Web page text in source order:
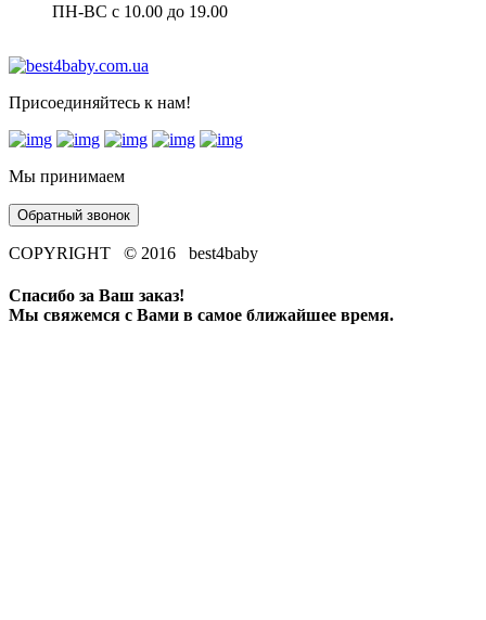
ПН-ВС с 10.00 до 19.00
Присоединяйтесь к нам!
Мы принимаем
Обратный звонок
COPYRIGHT © 2016 best4baby
Спасибо за Ваш заказ!
Мы свяжемся с Вами в самое ближайшее время.